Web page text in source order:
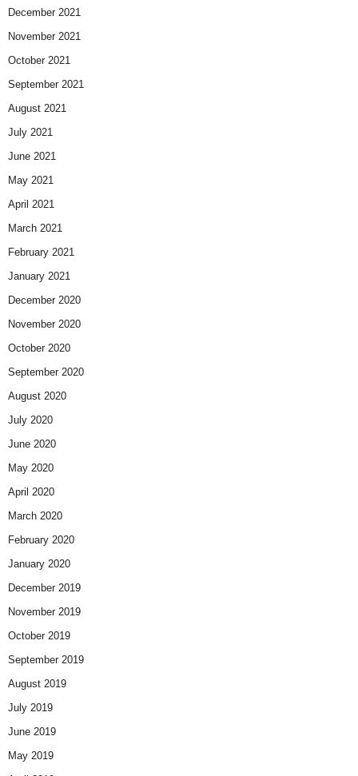
December 2021
November 2021
October 2021
September 2021
August 2021
July 2021
June 2021
May 2021
April 2021
March 2021
February 2021
January 2021
December 2020
November 2020
October 2020
September 2020
August 2020
July 2020
June 2020
May 2020
April 2020
March 2020
February 2020
January 2020
December 2019
November 2019
October 2019
September 2019
August 2019
July 2019
June 2019
May 2019